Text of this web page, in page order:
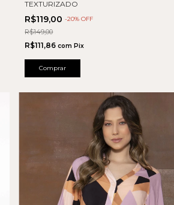
TEXTURIZADO
R$119,00-20% OFF
R$149,00
R$111,86com Pix
Comprar